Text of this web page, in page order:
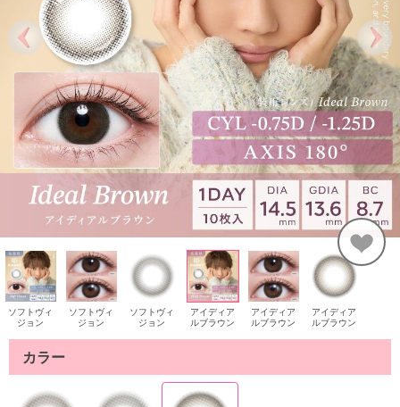
ソフトヴィ
ジョン
ソフトヴィ
ジョン
ソフトヴィ
ジョン
アイディア
ルブラウン
アイディア
ルブラウン
アイディア
ルブラウン
カラー